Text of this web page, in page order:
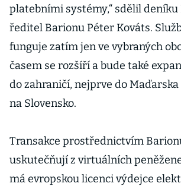
platebními systémy,“ sdělil deníku
ředitel Barionu Péter Kováts.
funguje zatím jen ve vybraných
časem se rozšíří a bude také
do zahraničí, nejprve do Maďarska
na Slovensko.
Transakce prostřednictvím
uskutečňují z virtuálních
má evropskou licenci výdejce